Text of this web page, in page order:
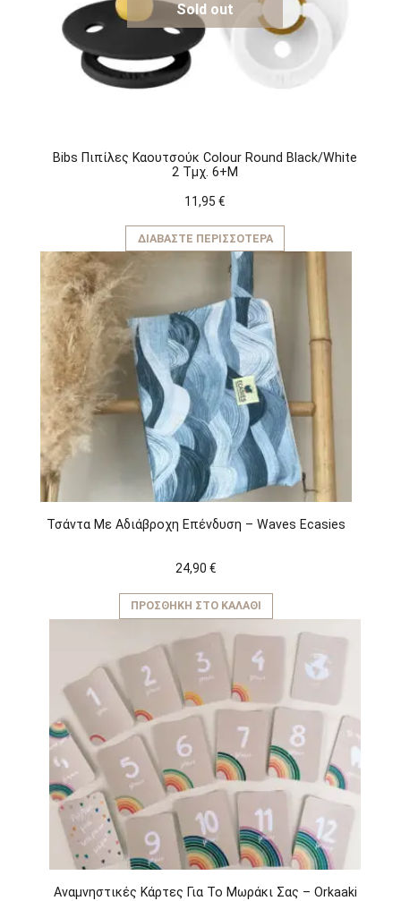
Sold out
Bibs Πιπίλες Καουτσούκ Colour Round Black/White
2 Τμχ. 6+M
11,95 €
ΔΙΑΒΆΣΤΕ ΠΕΡΙΣΣΌΤΕΡΑ
Τσάντα Με Αδιάβροχη Επένδυση – Waves Ecasies
24,90 €
ΠΡΟΣΘΉΚΗ ΣΤΟ ΚΑΛΆΘΙ
Αναμνηστικές Κάρτες Για Το Μωράκι Σας – Orkaaki